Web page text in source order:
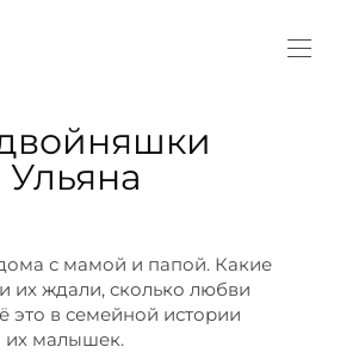
с мамой и папой. Какие
их ждали, сколько любви
это в семейной истории
их малышек.